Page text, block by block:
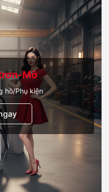
Mỡ
hồ/Phụ kiện